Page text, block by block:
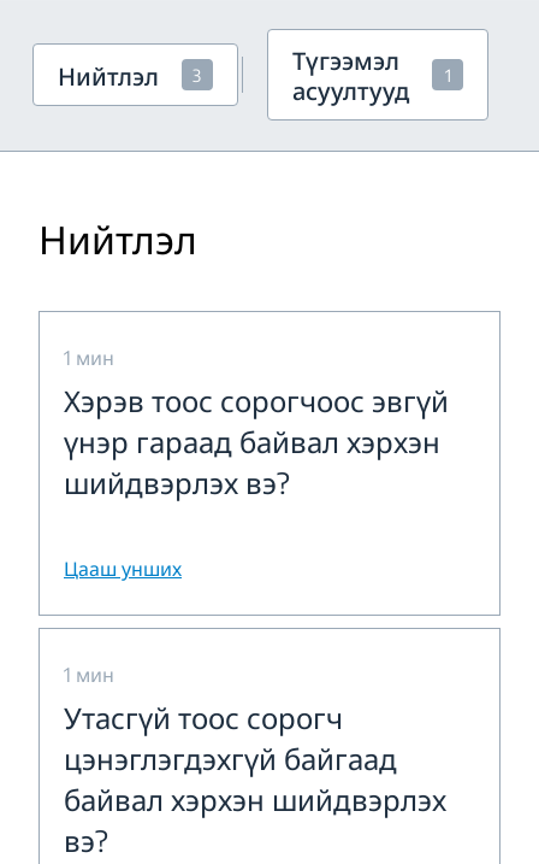
Нийтлэл 3
Түгээмэл
асуултууд
1
Нийтлэл
1 мин
Хэрэв тоос сорогчоос эвгүй
үнэр гараад байвал хэрхэн
шийдвэрлэх вэ?
Цааш унших
1 мин
Утасгүй тоос сорогч
цэнэглэгдэхгүй байгаад
байвал хэрхэн шийдвэрлэх
вэ?